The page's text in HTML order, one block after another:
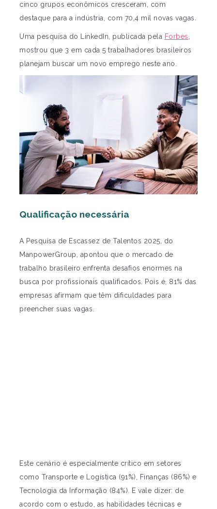
cinco grupos econômicos cresceram, com
destaque para a indústria, com 70,4 mil novas vagas.
Uma pesquisa do LinkedIn, publicada pela Forbes
mostrou que 3 em cada 5 trabalhadores brasileiros
planejam buscar um novo emprego neste ano.
Qualificação necessária
A Pesquisa de Escassez de Talentos 2025, do
ManpowerGroup, apontou que o mercado de
trabalho brasileiro enfrenta desafios enormes na
busca por profissionais qualificados. Pois é, 81% das
empresas afirmam que têm dificuldades para
preencher suas vagas.
Este cenário é especialmente crítico em setores
como Transporte e Logística (91%), Finanças (86%) e
Tecnologia da Informação (84%). E vale dizer: de
acordo com o estudo, as habilidades técnicas e